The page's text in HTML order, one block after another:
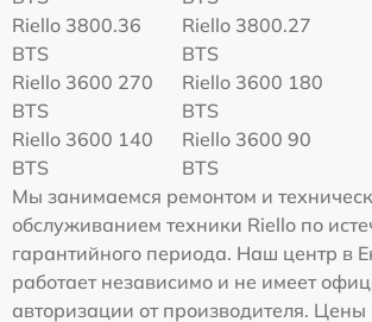
Riello 3800.36
BTS
Riello 3800.27
BTS
Riello 3600 270
BTS
Riello 3600 180
BTS
Riello 3600 140
BTS
Riello 3600 90
BTS
Мы занимаемся ремонтом и
обслуживанием техники Riello по
гарантийного периода. Наш центр в
работает независимо и не имеет
авторизации от производителя. Цены